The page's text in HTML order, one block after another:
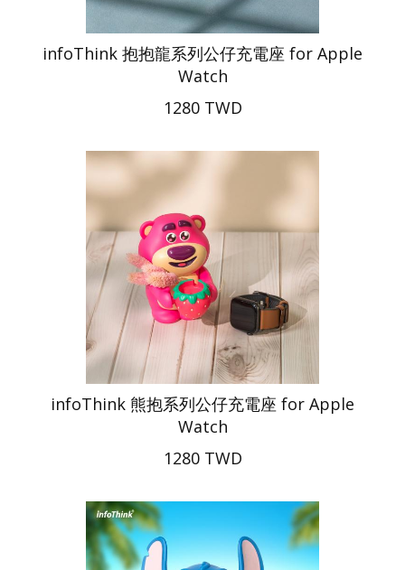
infoThink 抱抱龍系列公仔充電座 for Apple
Watch
1280 TWD
infoThink 熊抱系列公仔充電座 for Apple
Watch
1280 TWD